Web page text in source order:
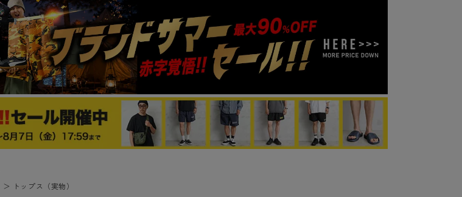
＞
トップス（実物）